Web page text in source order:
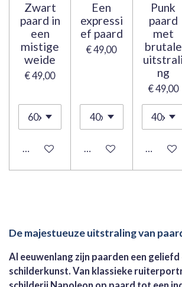
Zwart
paard in
een
mistige
weide
€ 49,00
Bekijk details
Een
expressi
ef paard
€ 49,00
Bekijk details
Punk
paard
met
brutale
uitstrali
ng
€ 49,00
Bekijk
De majestueuze uitstraling van
Al eeuwenlang zijn paarden een
schilderkunst. Van klassieke
schilderij Napoleon op paard tot een